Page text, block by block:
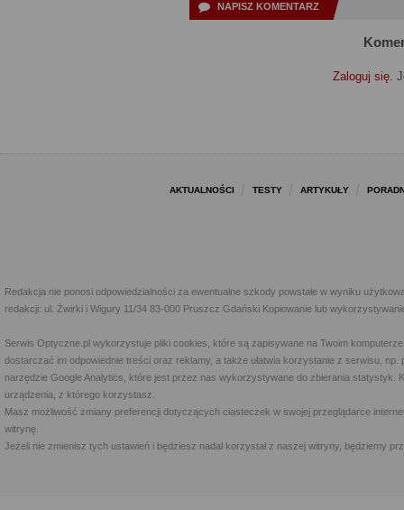
NAPISZ KOMENTARZ
Zaloguj się.
AKTUALNOŚCI TESTY ARTYKUŁY
Redakcja nie ponosi odpowiedzialności za ewentualne szkody powstałe w wyniku
redakcji: ul. Żwirki i Wigury 11/34 83-000 Pruszcz Gdański Kopiowanie lub
Serwis Optyczne.pl wykorzystuje pliki cookies, które są zapisywane na Twoim
dostarczać im odpowiednie treści oraz reklamy, a także ułatwia korzystanie z serwisu,
narzędzie Google Analytics, które jest przez nas wykorzystywane do zbierania statystyk.
urządzenia, z którego korzystasz.
Masz możliwość zmiany preferencji dotyczących ciasteczek w swojej przeglądarce
witrynę.
Jeżeli nie zmienisz tych ustawień i będziesz nadal korzystał z naszej witryny, będziemy